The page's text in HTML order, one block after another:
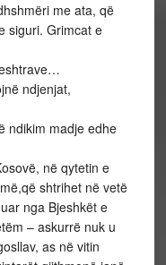
me ata, që
siguri. Grimcat e
ndjenjat,
ndikim madje edhe
në qytetin e
shtrihet në vetë
nga Bjeshkët e
– askurrë nuk u
as në vitin